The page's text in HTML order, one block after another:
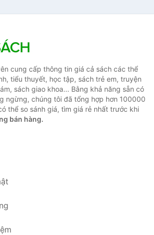
cung cấp thông tin giá cả sách các thể
tiểu thuyết, học tập, sách trẻ em, truyện
sách giao khoa... Bằng khả năng sẵn có
ngừng, chúng tôi đã tổng hợp hơn 100000
thể so sánh giá, tìm giá rẻ nhất trước khi
bán hàng.